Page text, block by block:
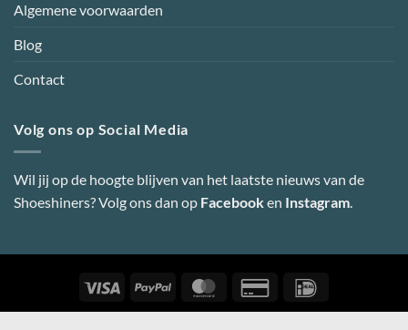
Algemene voorwaarden
Blog
Contact
Volg ons op Social Media
Wil jij op de hoogte blijven van het laatste nieuws van de
Shoeshiners? Volg ons dan op Facebooken Instagram.
Visa PayPal MasterCardCredit